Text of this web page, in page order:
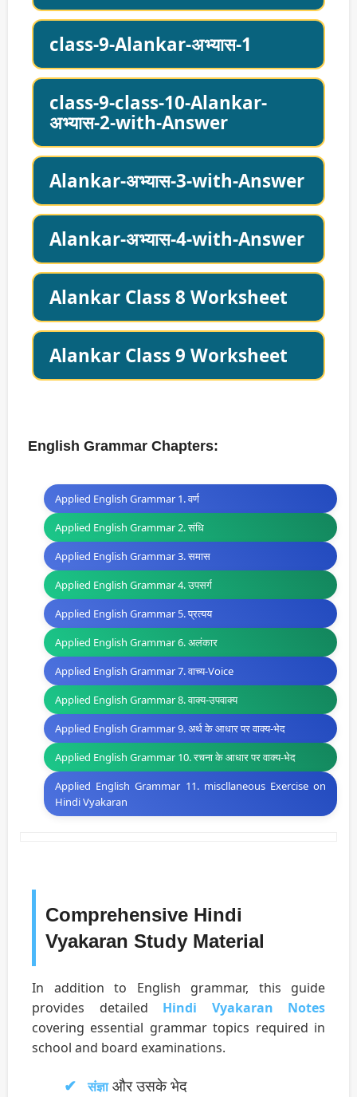
class-9-Alankar-अभ्यास-1
class-9-class-10-Alankar-
अभ्यास-2-with-Answer
Alankar-अभ्यास-3-with-Answer
Alankar-अभ्यास-4-with-Answer
Alankar Class 8 Worksheet
Alankar Class 9 Worksheet
English Grammar Chapters:
Applied English Grammar 1. वर्ण
Applied English Grammar 2. संधि
Applied English Grammar 3. समास
Applied English Grammar 4. उपसर्ग
Applied English Grammar 5. प्रत्यय
Applied English Grammar 6. अलंकार
Applied English Grammar 7. वाच्य-Voice
Applied English Grammar 8. वाक्य-उपवाक्य
Applied English Grammar 9. अर्थ के आधार पर वाक्य-भेद
Applied English Grammar 10. रचना के आधार पर वाक्य-भेद
Applied English Grammar 11. miscllaneous Exercise on
Hindi Vyakaran
Comprehensive Hindi
Vyakaran Study Material
In addition to English grammar, this guide
provides detailed Hindi Vyakaran Notes
covering essential grammar topics required in
school and board examinations.
संज्ञाऔर उसके भेद